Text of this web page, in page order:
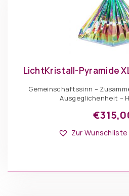
LichtKristall-Pyramide
Gemeinschaftssinn –
Ausgeglichenheit –
€
Zur